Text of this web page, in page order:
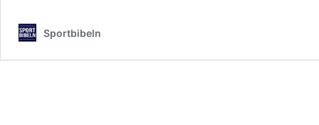
Sportbibeln